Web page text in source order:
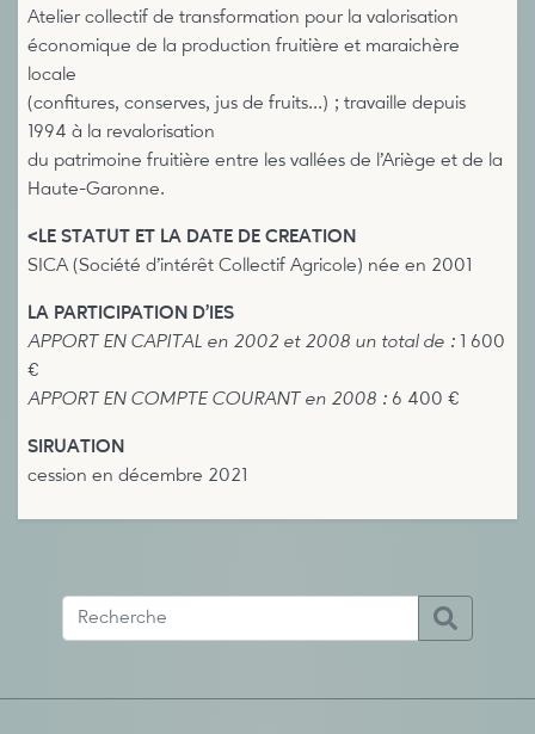
Atelier collectif de transformation pour la valorisation
économique de la production fruitière et maraichère
locale
(confitures, conserves, jus de fruits...) ; travaille depuis
1994 à la revalorisation
du patrimoine fruitière entre les vallées de l’Ariège et de la
Haute-Garonne.
<LE STATUT ET LA DATE DE CREATION
SICA (Société d’intérêt Collectif Agricole) née en 2001
LA PARTICIPATION D’IES
APPORT EN CAPITAL en 2002 et 2008 un total de : 1 600
€
APPORT EN COMPTE COURANT en 2008 : 6 400 €
SIRUATION
cession en décembre 2021